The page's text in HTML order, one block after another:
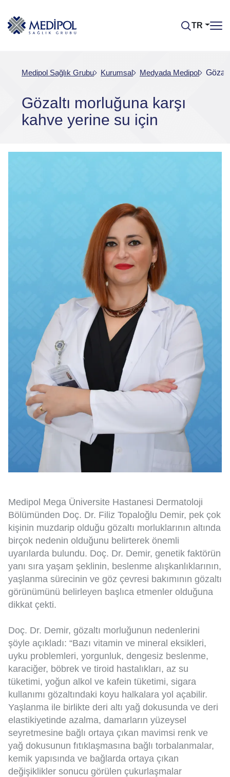
TR
Medipol Sağlık Grubu Kurumsal Medyada Medipol
Gözaltı morluğuna karşı
kahve yerine su için
Medipol Mega Üniversite Hastanesi Dermatoloji
Bölümünden Doç. Dr. Filiz Topaloğlu Demir, pek çok
kişinin muzdarip olduğu gözaltı morluklarının altında
birçok nedenin olduğunu belirterek önemli
uyarılarda bulundu. Doç. Dr. Demir, genetik faktörün
yanı sıra yaşam şeklinin, beslenme alışkanlıklarının,
yaşlanma sürecinin ve göz çevresi bakımının gözaltı
görünümünü belirleyen başlıca etmenler olduğuna
dikkat çekti.
Doç. Dr. Demir, gözaltı morluğunun nedenlerini
şöyle açıkladı: “Bazı vitamin ve mineral eksikleri,
uyku problemleri, yorgunluk, dengesiz beslenme,
karaciğer, böbrek ve tiroid hastalıkları, az su
tüketimi, yoğun alkol ve kafein tüketimi, sigara
kullanımı gözaltındaki koyu halkalara yol açabilir.
Yaşlanma ile birlikte deri altı yağ dokusunda ve deri
elastikiyetinde azalma, damarların yüzeysel
seyretmesine bağlı ortaya çıkan mavimsi renk ve
yağ dokusunun fıtıklaşmasına bağlı torbalanmalar,
kemik yapısında ve bağlarda ortaya çıkan
değişiklikler sonucu görülen çukurlaşmalar